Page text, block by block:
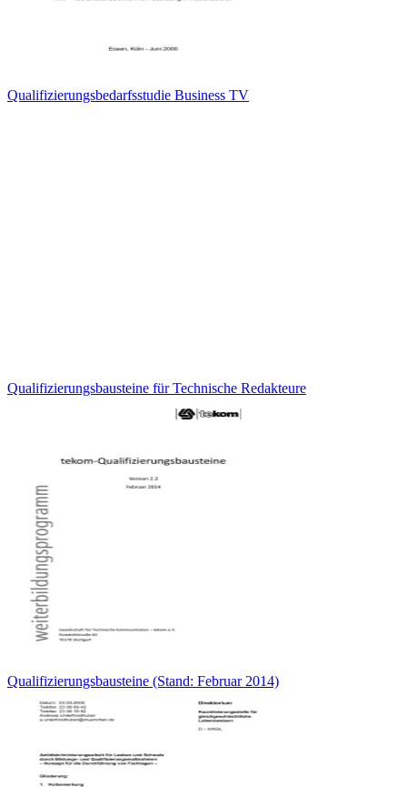
Qualifizierungsbedarfsstudie Business TV
Qualifizierungsbausteine für Technische Redakteure
Qualifizierungsbausteine (Stand: Februar 2014)